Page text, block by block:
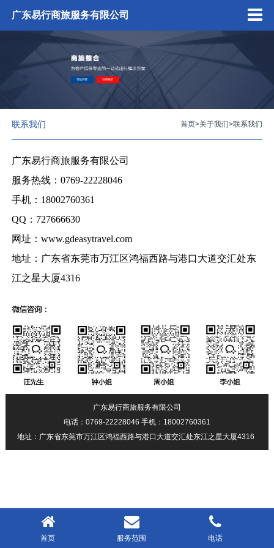
广东易行商旅服务有限公司
联系我们 首页>关于我们>联系我们
广东易行商旅服务有限公司
服务热线：0769-22228046
手机：18002760361
QQ：727666630
网址：www.gdeasytravel.com
地址：广东省东莞市万江区鸿福西路与港口大道交汇处东
江之星大厦4316
广东易行商旅服务有限公司
电话：0769-22228046 手机：18002760361
地址：广东省东莞市万江区鸿福西路与港口大道交汇处东江之星大厦4316
首页 服务范围 电话